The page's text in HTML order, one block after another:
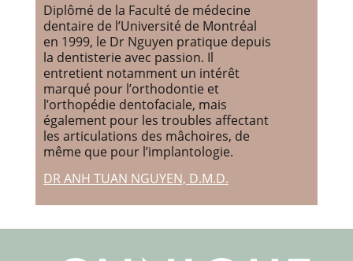
Diplômé de la Faculté de médecine
dentaire de l’Université de Montréal
en 1999, le Dr Nguyen pratique depuis
la dentisterie avec passion. Il
entretient notamment un intérêt
marqué pour l’orthodontie et
l’orthopédie dentofaciale, mais
également pour les troubles affectant
les articulations des mâchoires, de
même que pour l’implantologie.
DR ANH TUAN NGUYEN, D.M.D.